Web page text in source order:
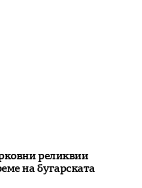
реликвии
на бугарската